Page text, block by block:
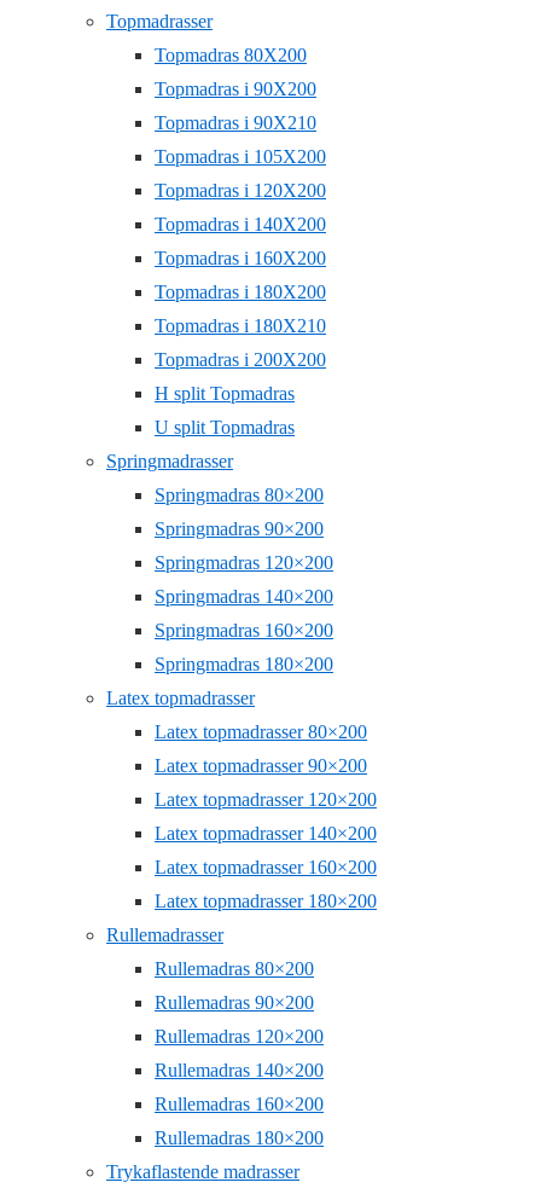
Topmadrasser
Topmadras 80X200
Topmadras i 90X200
Topmadras i 90X210
Topmadras i 105X200
Topmadras i 120X200
Topmadras i 140X200
Topmadras i 160X200
Topmadras i 180X200
Topmadras i 180X210
Topmadras i 200X200
H split Topmadras
U split Topmadras
Springmadrasser
Springmadras 80×200
Springmadras 90×200
Springmadras 120×200
Springmadras 140×200
Springmadras 160×200
Springmadras 180×200
Latex topmadrasser
Latex topmadrasser 80×200
Latex topmadrasser 90×200
Latex topmadrasser 120×200
Latex topmadrasser 140×200
Latex topmadrasser 160×200
Latex topmadrasser 180×200
Rullemadrasser
Rullemadras 80×200
Rullemadras 90×200
Rullemadras 120×200
Rullemadras 140×200
Rullemadras 160×200
Rullemadras 180×200
Trykaflastende madrasser